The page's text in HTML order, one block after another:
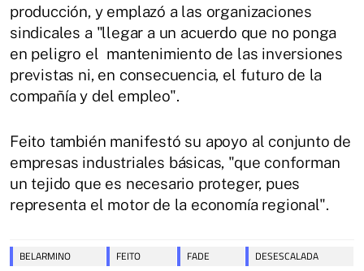
producción, y emplazó a las organizaciones
sindicales a "llegar a un acuerdo que no ponga
en peligro el mantenimiento de las inversiones
previstas ni, en consecuencia, el futuro de la
compañía y del empleo".
Feito también manifestó su apoyo al conjunto de
empresas industriales básicas, "que conforman
un tejido que es necesario proteger, pues
representa el motor de la economía regional".
BELARMINO FEITO FADE DESESCALADA